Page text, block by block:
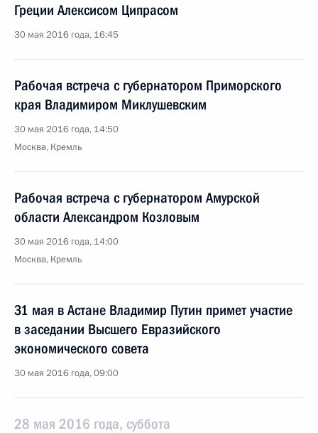
Греции Алексисом Ципрасом
30 мая 2016 года, 16:45
Рабочая встреча с губернатором Приморского
края Владимиром Миклушевским
30 мая 2016 года, 14:50
Москва, Кремль
Рабочая встреча с губернатором Амурской
области Александром Козловым
30 мая 2016 года, 14:00
Москва, Кремль
31 мая в Астане Владимир Путин примет участие
в заседании Высшего Евразийского
экономического совета
30 мая 2016 года, 09:00
28 мая 2016 года, суббота